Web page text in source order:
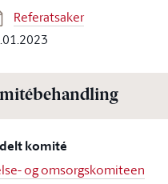
Referatsaker
komité
og omsorgskomiteen